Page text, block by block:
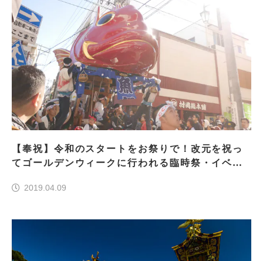
【奉祝】令和のスタートをお祭りで！改元を祝っ
てゴールデンウィークに行われる臨時祭・イベン
2019.04.09